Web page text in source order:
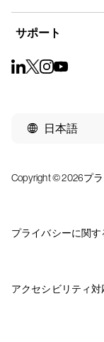
サポート
日本語
Copyright © 2026プ
プライバシーに関す
アクセシビリティ対